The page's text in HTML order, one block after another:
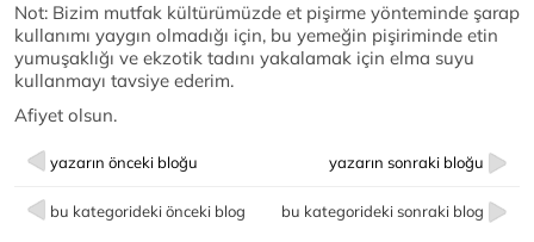
Not: Bizim mutfak kültürümüzde et pişirme yönteminde şarap
kullanımı yaygın olmadığı için, bu yemeğin pişiriminde etin
yumuşaklığı ve ekzotik tadını yakalamak için elma suyu
kullanmayı tavsiye ederim.
Afiyet olsun.
yazarın önceki bloğu yazarın sonraki bloğu
bu kategorideki önceki blog bu kategorideki sonraki blog